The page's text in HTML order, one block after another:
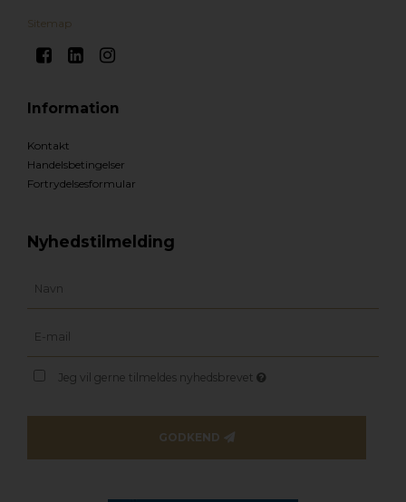
Sitemap
Information
Kontakt
Handelsbetingelser
Fortrydelsesformular
Nyhedstilmelding
Jeg vil gerne tilmeldes nyhedsbrevet
GODKEND